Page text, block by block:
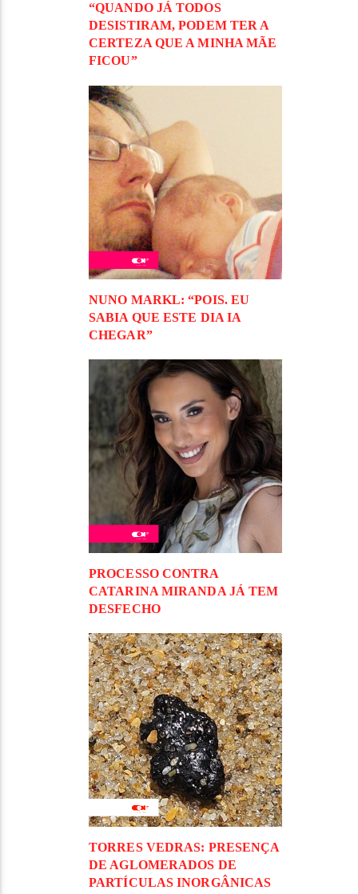
“QUANDO JÁ TODOS
DESISTIRAM, PODEM TER A
CERTEZA QUE A MINHA MÃE
FICOU”
NUNO MARKL: “POIS. EU
SABIA QUE ESTE DIA IA
CHEGAR”
PROCESSO CONTRA
CATARINA MIRANDA JÁ TEM
DESFECHO
TORRES VEDRAS: PRESENÇA
DE AGLOMERADOS DE
PARTÍCULAS INORGÂNICAS